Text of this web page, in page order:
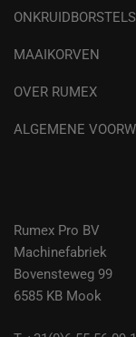
ONKRUIDBORSTELS
MAAIKORVEN
OVER RUMEX
ALGEMENE
Rumex Pro BV
Machinefabriek
Bovensteweg 99
6585 KB Mook